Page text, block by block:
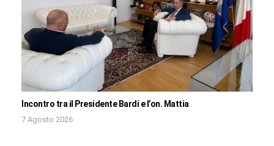
Incontro tra il Presidente Bardi e l’on. Mattia
7 Agosto 2026